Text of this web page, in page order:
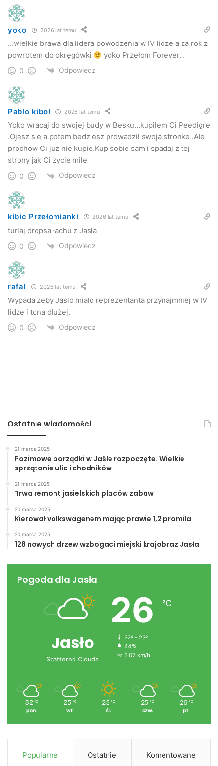
–Bardzo się cieszę z tego, że zdobyłem setną bramkę dla
klubu, którego jestem wychowankiem. Mam nadzieję, że
zapiszę się tą bramką do historii klubu
Wynik pierwszej połowy trochę usprawiedliwia naszą
z tak wielkim zaangażowaniem. Dali dużo swobody
przeciwnikowi, który doszedł do kilku pozycji bramkowych,
których na szczęście nie wykorzystał. Po dzisiejszym
spotkaniu właściwie awansowaliśmy do IV ligi. Także miłe
zakończenie spotkania
Czarni Jasło 1910.
Zawody poprowadzili sędziowie: Szelc, Krężałek, Łuksa.
Przemysław Janas
– – –
yoko 2026 lat temu
…wielkie brawa dla lidera powodzenia w IV lidze a za rok z
powrotem do okręgówki
yoko Przełom Forever…
0 Odpowiedz
Pablo kibol 2026 lat temu
Yoko wracaj do swojej budy w Besku…kupilem Ci Peedigre
.Ojesz sie a potem bedziesz prowadzil swoja stronke .Ale
prochow Ci juz nie kupie.Kup sobie sam i spadaj z tej
strony jak Ci zycie mile
0 Odpowiedz
kibic Przełomianki 2026 lat temu
turlaj dropsa łachu z Jasła
0 Odpowiedz
rafal 2026 lat temu
Wypada,żeby Jaslo mialo reprezentanta przynajmniej w IV
lidze i tona dlużej.
0 Odpowiedz
Ostatnie wiadomości
21 marca 2025
Pozimowe porządki w Jaśle rozpoczęte. Wielkie
sprzątanie ulic i chodników
21 marca 2025
Trwa remont jasielskich placów zabaw
20 marca 2025
Kierował volkswagenem mając prawie 1,2 promila
20 marca 2025
128 nowych drzew wzbogaci miejski krajobraz Jasła
Pogoda dla Jasła
Jasło
Scattered Clouds
26 ℃
32º - 23º
44%
3.07 km/h
32 ℃
pon.
25 ℃
wt.
23 ℃
śr.
25 ℃
czw.
26 ℃
pt.
Popularne Ostatnie Komentowane